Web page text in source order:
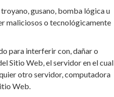
gusano, bomba lógica u
maliciosos o tecnológicamente
para interferir con, dañar o
Sitio Web, el servidor en el cual
otro servidor, computadora
Web.